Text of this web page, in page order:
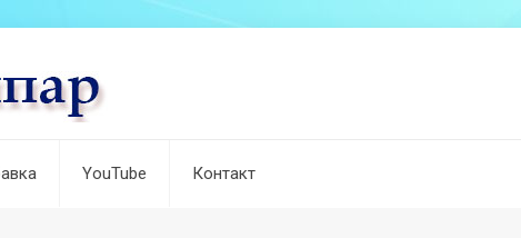
YouTube Контакт